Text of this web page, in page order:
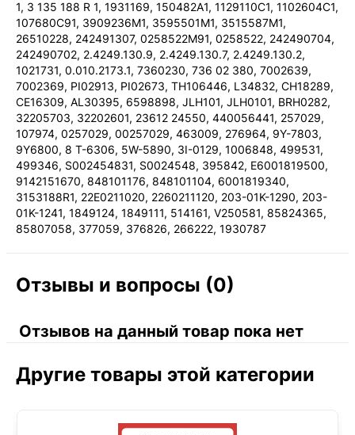
1, 3 135 188 R 1, 1931169, 150482A1, 1129110C1, 1102604C1,
107680C91, 3909236M1, 3595501M1, 3515587M1,
26510228, 242491307, 0258522M91, 0258522, 242490704,
242490702, 2.4249.130.9, 2.4249.130.7, 2.4249.130.2,
1021731, 0.010.2173.1, 7360230, 736 02 380, 7002639,
7002369, PI02913, PI02673, TH106446, L34832, CH18289,
CE16309, AL30395, 6598898, JLH101, JLH0101, BRH0282,
32205703, 32202601, 23612 24550, 440056441, 257029,
107974, 0257029, 00257029, 463009, 276964, 9Y-7803,
9Y6800, 8 T-6306, 5W-5890, 3I-0129, 1006848, 499531,
499346, S002454831, S0024548, 395842, E6001819500,
9142151670, 848101176, 848101104, 6001819340,
3153188R1, 22E0211020, 2260211120, 203-01K-1290, 203-
01K-1241, 1849124, 1849111, 514161, V250581, 85824365,
85807058, 377059, 376826, 266222, 1930787
Отзывы и вопросы (0)
Отзывов на данный товар пока нет
Другие товары этой категории